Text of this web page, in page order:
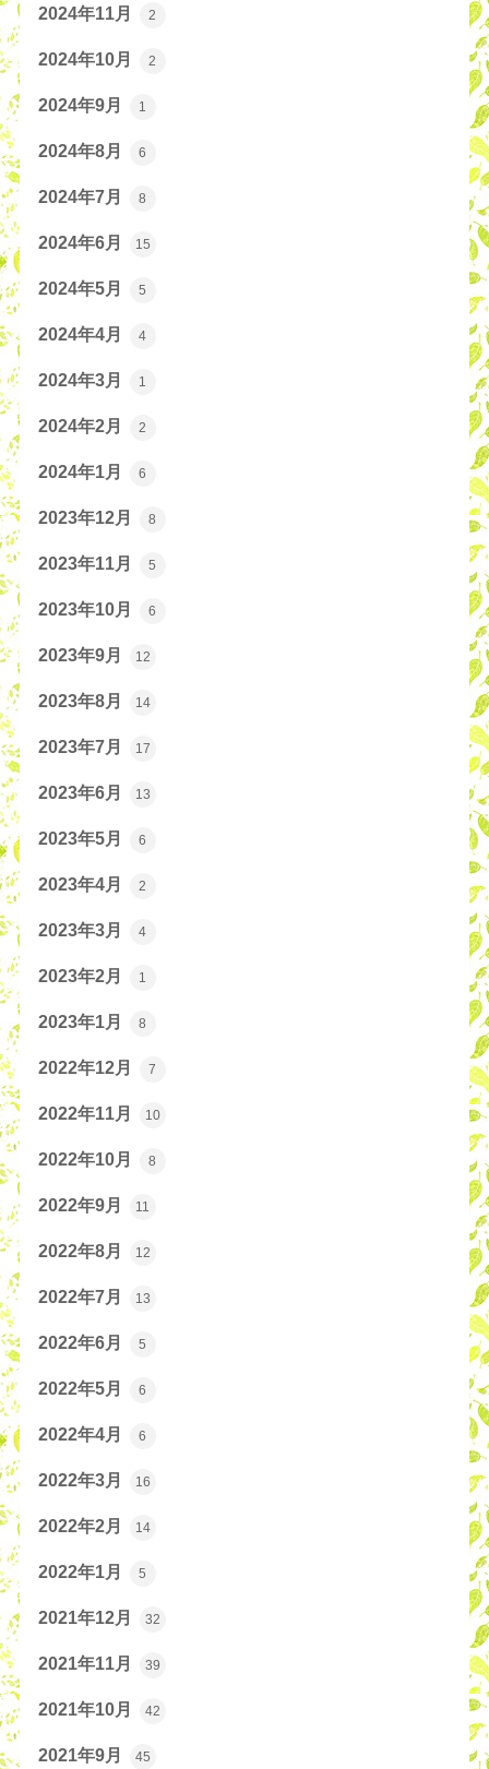
2024年11月 2
2024年10月 2
2024年9月 1
2024年8月 6
2024年7月 8
2024年6月 15
2024年5月 5
2024年4月 4
2024年3月 1
2024年2月 2
2024年1月 6
2023年12月 8
2023年11月 5
2023年10月 6
2023年9月 12
2023年8月 14
2023年7月 17
2023年6月 13
2023年5月 6
2023年4月 2
2023年3月 4
2023年2月 1
2023年1月 8
2022年12月 7
2022年11月 10
2022年10月 8
2022年9月 11
2022年8月 12
2022年7月 13
2022年6月 5
2022年5月 6
2022年4月 6
2022年3月 16
2022年2月 14
2022年1月 5
2021年12月 32
2021年11月 39
2021年10月 42
2021年9月 45